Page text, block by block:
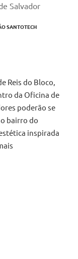
Salvador
SANTOTECH
Reis do Bloco,
da Oficina de
poderão se
bairro do
inspirada